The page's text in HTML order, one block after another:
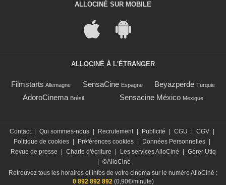
ALLOCINÉ SUR MOBILE
ALLOCINÉ À L'ÉTRANGER
Filmstarts Allemagne SensaCine Espagne Beyazperde Turquie
AdoroCinema Brésil Sensacine México Mexique
Contact Qui sommes-nous Recrutement Publicité CGU CGV
Politique de cookies
Préférences cookies Données Personnelles
Revue de presse
Charte d'écriture Les services AlloCiné
Gérer Utiq
©AlloCiné
Retrouvez tous les horaires et infos de votre cinéma sur le numéro AlloCiné :
0 892 892 892(0,90€/minute)